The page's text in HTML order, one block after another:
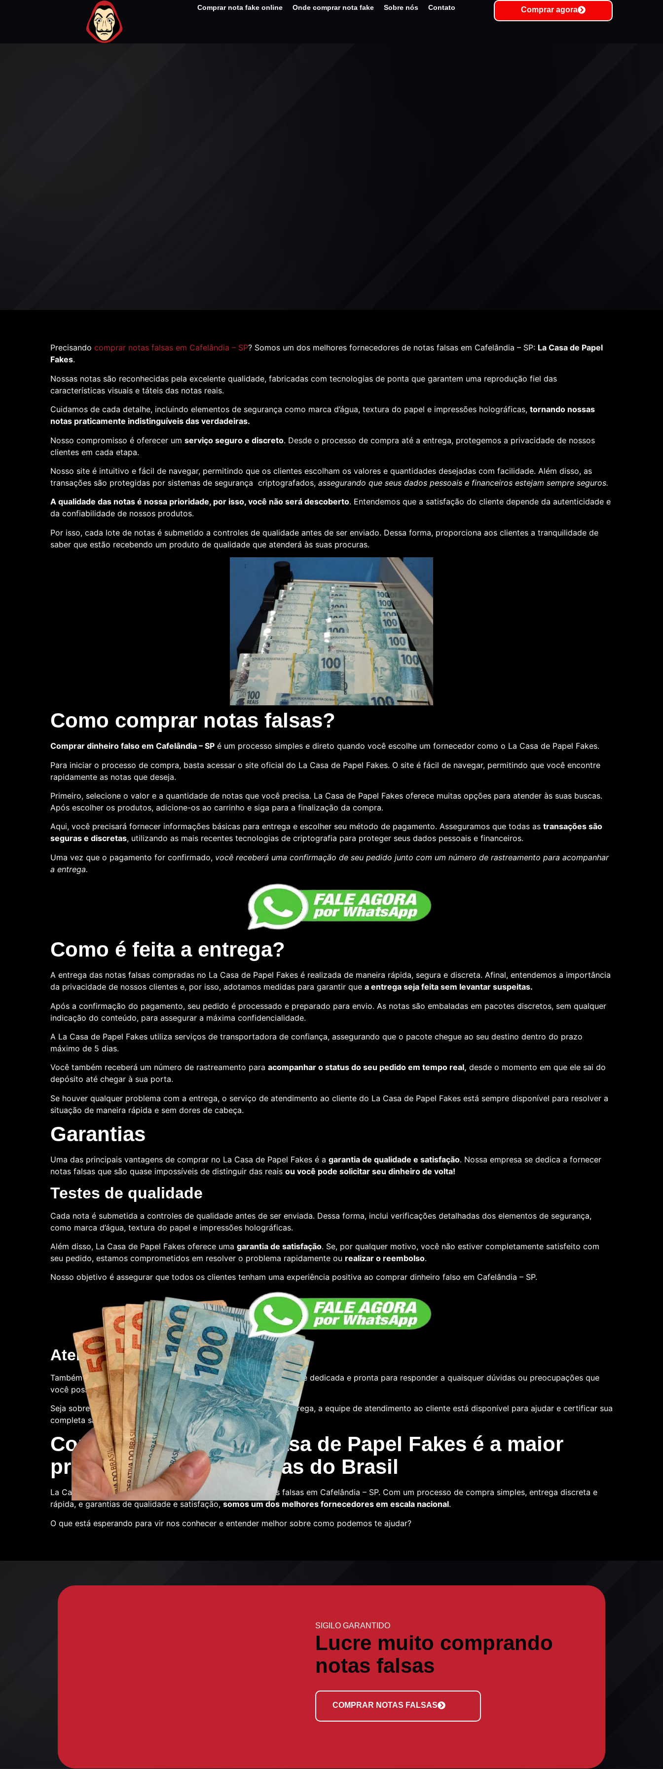
Comprar nota fake online Onde comprar nota fake Sobre nós Contato Comprar agora
Precisando comprar notas falsas em Cafelândia – SP? Somos um dos melhores fornecedores de notas falsas em Cafelândia – SP: La Casa de Papel
Fakes.
Nossas notas são reconhecidas pela excelente qualidade, fabricadas com tecnologias de ponta que garantem uma reprodução fiel das
características visuais e táteis das notas reais.
Cuidamos de cada detalhe, incluindo elementos de segurança como marca d’água, textura do papel e impressões holográficas, tornando nossas
notas praticamente indistinguíveis das verdadeiras.
Nosso compromisso é oferecer um serviço seguro e discreto. Desde o processo de compra até a entrega, protegemos a privacidade de nossos
clientes em cada etapa.
Nosso site é intuitivo e fácil de navegar, permitindo que os clientes escolham os valores e quantidades desejadas com facilidade. Além disso, as
transações são protegidas por sistemas de segurança criptografados, assegurando que seus dados pessoais e financeiros estejam sempre seguros.
A qualidade das notas é nossa prioridade, por isso, você não será descoberto. Entendemos que a satisfação do cliente depende da autenticidade e
da confiabilidade de nossos produtos.
Por isso, cada lote de notas é submetido a controles de qualidade antes de ser enviado. Dessa forma, proporciona aos clientes a tranquilidade de
saber que estão recebendo um produto de qualidade que atenderá às suas procuras.
Como comprar notas falsas?
Comprar dinheiro falso em Cafelândia – SP é um processo simples e direto quando você escolhe um fornecedor como o La Casa de Papel Fakes.
Para iniciar o processo de compra, basta acessar o site oficial do La Casa de Papel Fakes. O site é fácil de navegar, permitindo que você encontre
rapidamente as notas que deseja.
Primeiro, selecione o valor e a quantidade de notas que você precisa. La Casa de Papel Fakes oferece muitas opções para atender às suas buscas.
Após escolher os produtos, adicione-os ao carrinho e siga para a finalização da compra.
Aqui, você precisará fornecer informações básicas para entrega e escolher seu método de pagamento. Asseguramos que todas as transações são
seguras e discretas, utilizando as mais recentes tecnologias de criptografia para proteger seus dados pessoais e financeiros.
Uma vez que o pagamento for confirmado, você receberá uma confirmação de seu pedido junto com um número de rastreamento para acompanhar
a entrega.
Como é feita a entrega?
A entrega das notas falsas compradas no La Casa de Papel Fakes é realizada de maneira rápida, segura e discreta. Afinal, entendemos a importância
da privacidade de nossos clientes e, por isso, adotamos medidas para garantir que a entrega seja feita sem levantar suspeitas.
Após a confirmação do pagamento, seu pedido é processado e preparado para envio. As notas são embaladas em pacotes discretos, sem qualquer
indicação do conteúdo, para assegurar a máxima confidencialidade.
A La Casa de Papel Fakes utiliza serviços de transportadora de confiança, assegurando que o pacote chegue ao seu destino dentro do prazo
máximo de 5 dias.
Você também receberá um número de rastreamento para acompanhar o status do seu pedido em tempo real, desde o momento em que ele sai do
depósito até chegar à sua porta.
Se houver qualquer problema com a entrega, o serviço de atendimento ao cliente do La Casa de Papel Fakes está sempre disponível para resolver a
situação de maneira rápida e sem dores de cabeça.
Garantias
Uma das principais vantagens de comprar no La Casa de Papel Fakes é a garantia de qualidade e satisfação. Nossa empresa se dedica a fornecer
notas falsas que são quase impossíveis de distinguir das reais ou você pode solicitar seu dinheiro de volta!
Testes de qualidade
Cada nota é submetida a controles de qualidade antes de ser enviada. Dessa forma, inclui verificações detalhadas dos elementos de segurança,
como marca d’água, textura do papel e impressões holográficas.
Além disso, La Casa de Papel Fakes oferece uma garantia de satisfação. Se, por qualquer motivo, você não estiver completamente satisfeito com
seu pedido, estamos comprometidos em resolver o problema rapidamente ou realizar o reembolso.
Nosso objetivo é assegurar que todos os clientes tenham uma experiência positiva ao comprar dinheiro falso em Cafelândia – SP.
Atendimento ao cliente
Também oferecemos suporte ao cliente. Contamos com uma equipe dedicada e pronta para responder a quaisquer dúvidas ou preocupações que
você possa ter.
Seja sobre o processo de compra, a qualidade das notas ou a entrega, a equipe de atendimento ao cliente está disponível para ajudar e certificar sua
completa satisfação.
Compre conosco: La Casa de Papel Fakes é a maior
produtora de notas falsas do Brasil
La Casa de Papel Fakes é o melhor lugar para comprar notas falsas em Cafelândia – SP. Com um processo de compra simples, entrega discreta e
rápida, e garantias de qualidade e satisfação, somos um dos melhores fornecedores em escala nacional.
O que está esperando para vir nos conhecer e entender melhor sobre como podemos te ajudar?
SIGILO GARANTIDO
Lucre muito comprando
notas falsas
COMPRAR NOTAS FALSAS